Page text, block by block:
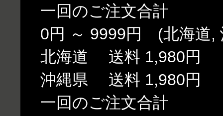
一回のご注文合計
0円 ～ 9999円 (北海道,
北海道 送料 1,980円
沖縄県 送料 1,980円
一回のご注文合計